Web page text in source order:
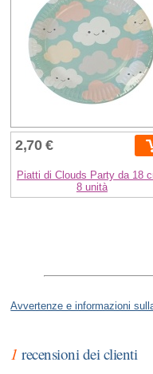
2,70 €
Piatti di Clouds Party da 18
8 unità
Avvertenze e informazioni
1 recensioni dei clienti